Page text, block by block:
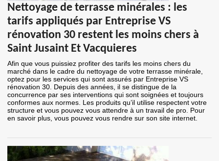
Nettoyage de terrasse minérales : les
tarifs appliqués par Entreprise VS
rénovation 30 restent les moins chers à
Saint Jusaint Et Vacquieres
Afin que vous puissiez profiter des tarifs les moins chers du
marché dans le cadre du nettoyage de votre terrasse minérale,
optez pour les services qui sont assurés par Entreprise VS
rénovation 30. Depuis des années, il se distingue de la
concurrence par ses interventions qui sont soignées et toujours
conformes aux normes. Les produits qu’il utilise respectent votre
structure et vous pouvez vous attendre à un travail de pro. Pour
en savoir plus, vous pouvez vous rendre sur son site internet.